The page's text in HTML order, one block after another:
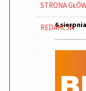
STRONA
REDAKCJA
6 sierpnia